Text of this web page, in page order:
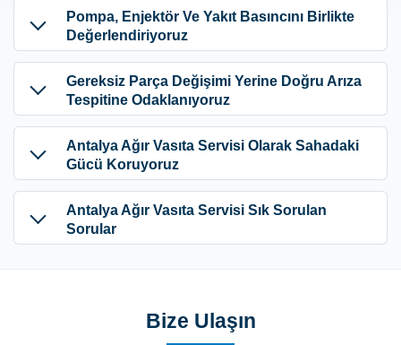
Pompa, Enjektör Ve Yakıt Basıncını Birlikte
Değerlendiriyoruz
Gereksiz Parça Değişimi Yerine Doğru Arıza
Tespitine Odaklanıyoruz
Antalya Ağır Vasıta Servisi Olarak Sahadaki
Gücü Koruyoruz
Antalya Ağır Vasıta Servisi Sık Sorulan
Sorular
Bize Ulaşın